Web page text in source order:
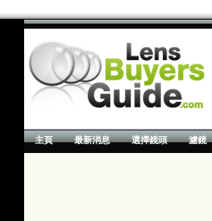
主頁 最新消息 選擇鏡頭 濾鏡